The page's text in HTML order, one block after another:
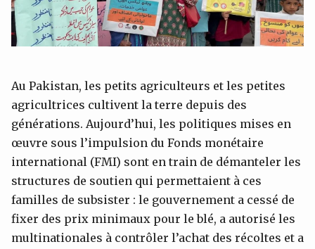
Au Pakistan, les petits agriculteurs et les petites
agricultrices cultivent la terre depuis des
générations. Aujourd’hui, les politiques mises en
œuvre sous l’impulsion du Fonds monétaire
international (FMI) sont en train de démanteler les
structures de soutien qui permettaient à ces
familles de subsister : le gouvernement a cessé de
fixer des prix minimaux pour le blé, a autorisé les
multinationales à contrôler l’achat des récoltes et a